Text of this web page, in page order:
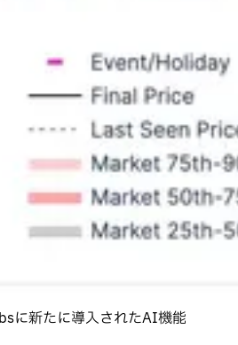
に新たに導入されたAI機能